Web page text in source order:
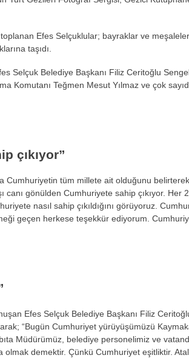
toplanan Efes Selçuklular; bayraklar ve
taşıdı.
Selçuk Belediye Başkanı Filiz Ceritoğlu
Komutanı Teğmen Mesut Yılmaz ve çok
çıkıyor”
Cumhuriyetin tüm millete ait olduğunu
gönülden Cumhuriyete sahip çıkıyor. Her
nasıl sahip çıkıldığını görüyoruz.
geçen herkese teşekkür ediyorum.
Efes Selçuk Belediye Başkanı Filiz
“Bugün Cumhuriyet yürüyüşümüzü
Müdürümüz, belediye personelimiz ve
demektir. Çünkü Cumhuriyet eşitliktir.